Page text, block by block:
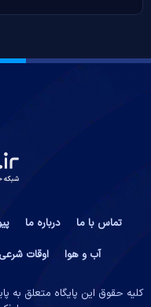
تماس با ما درباره ما
آب و هوا
اوقات شرعی
کلیه حقوق این پایگاه متعلق به